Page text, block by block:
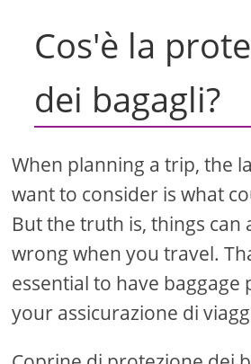
Cos'è la
dei bagagli?
When planning a trip, the
want to consider is what
But the truth is, things can
wrong when you travel.
essential to have baggage
your assicurazione di